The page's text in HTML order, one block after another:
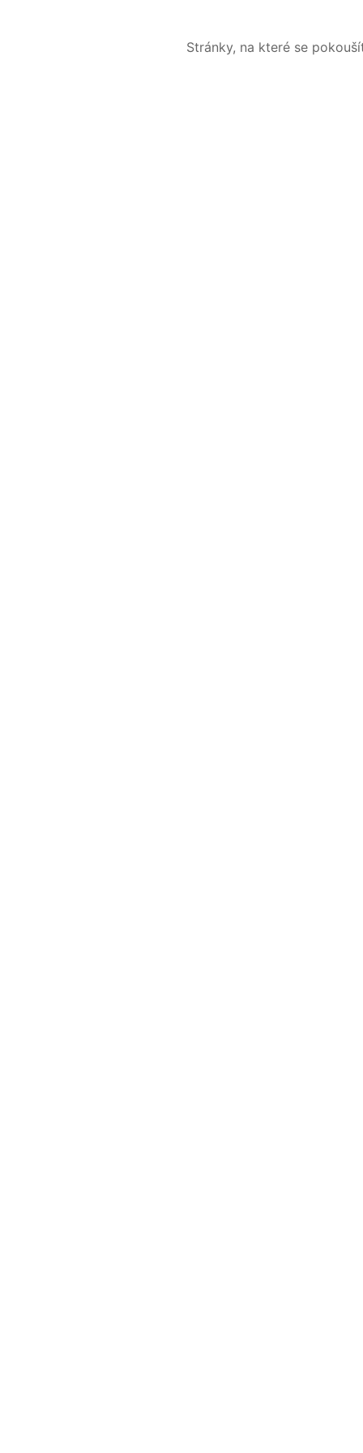
Stránky, na které se